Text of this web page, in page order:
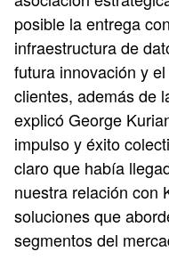
posible la entrega
infraestructura de
futura innovación y
clientes, además de
explicó George
impulso y éxito
claro que había
nuestra relación con
soluciones que
segmentos del